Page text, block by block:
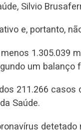
Silvio
e, portanto,
1.305.039
um balanço
211.266
Saúde.
detetado